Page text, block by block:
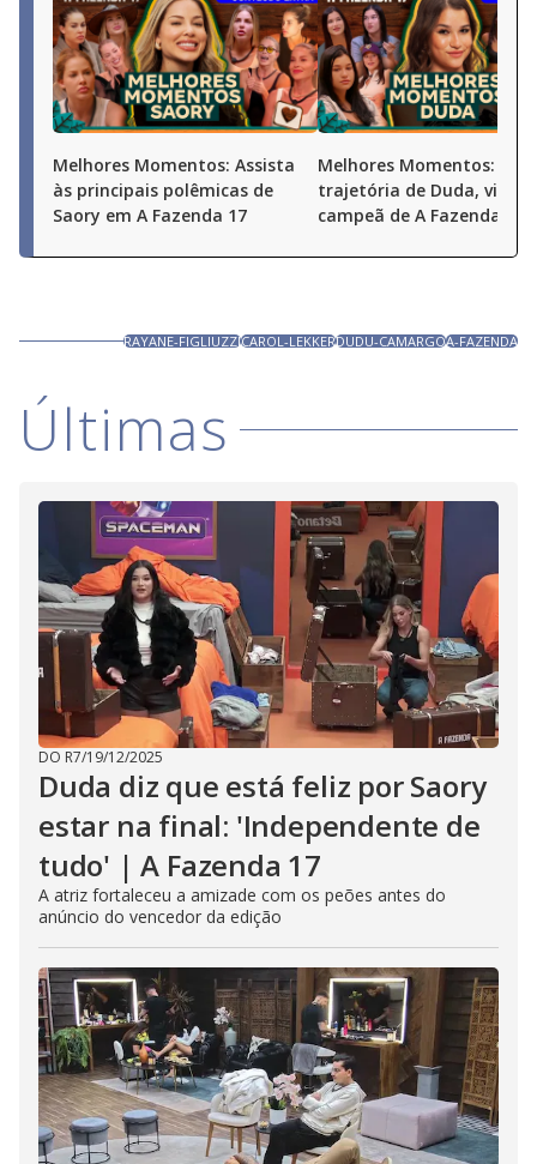
Melhores Momentos: Assista
às principais polêmicas de
Saory em A Fazenda 17
Melhores Momentos:
trajetória de Duda, vice-
campeã de A Fazenda 17
RAYANE-FIGLIUZZICAROL-LEKKERDUDU-CAMARGOA-FAZENDA
Últimas
DO R7/19/12/2025
Duda diz que está feliz por Saory
estar na final: 'Independente de
tudo' | A Fazenda 17
A atriz fortaleceu a amizade com os peões antes do
anúncio do vencedor da edição